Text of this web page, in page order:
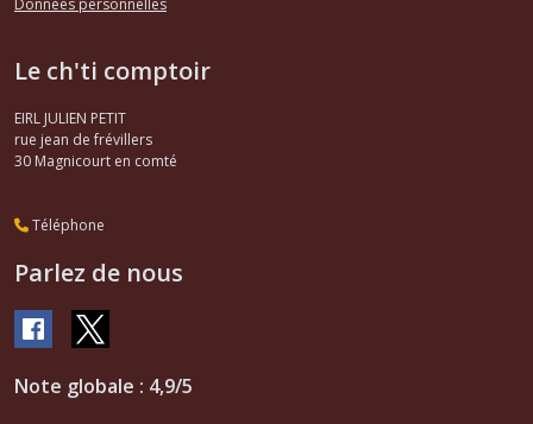
Le ch'ti comptoir
EIRL JULIEN PETIT
rue jean de frévillers
30 Magnicourt en comté
Téléphone
Parlez de nous
Note globale : 4,9/5